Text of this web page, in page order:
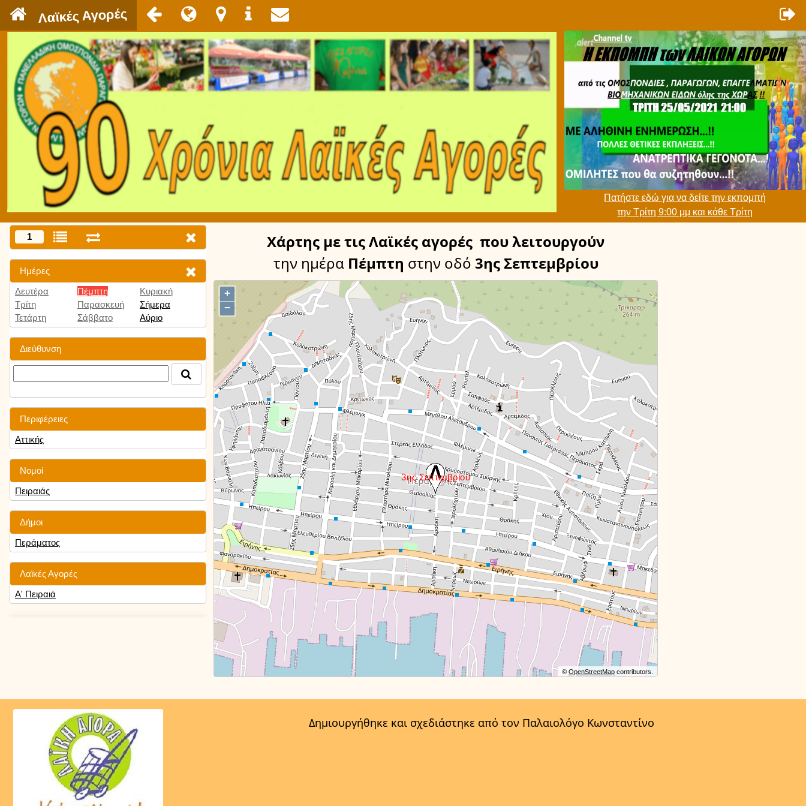
Λαϊκές Αγορές
Πατήστε εδώ για να δείτε την εκπομπή
την Τρίτη 9:00 μμ και κάθε Τρίτη
1
Ημέρες
Δευτέρα
Τρίτη
Τετάρτη
Πέμπτη
Παρασκευή
Σάββατο
Κυριακή
Σήμερα
Αύριο
Διεύθυνση
Περιφέρειες
Αττικής
Νομοί
Πειραιάς
Δήμοι
Περάματος
Λαϊκές Αγορές
Α' Πειραιά
Χάρτης με τις Λαϊκές αγορές που λειτουργούν
την ημέραΠέμπτη στην οδό 3ης Σεπτεμβρίου
+
−
©OpenStreetMap contributors.
Δημιουργήθηκε και σχεδιάστηκε από τον Παλαιολόγο Κωνσταντίνο